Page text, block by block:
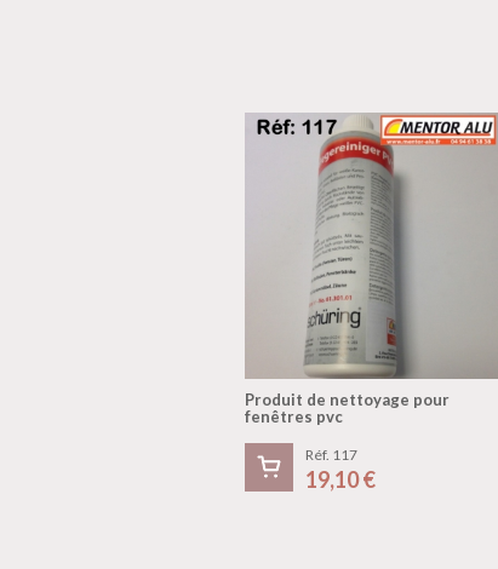
Produit de nettoyage pour
fenêtres pvc
Réf. 117
19,10 €